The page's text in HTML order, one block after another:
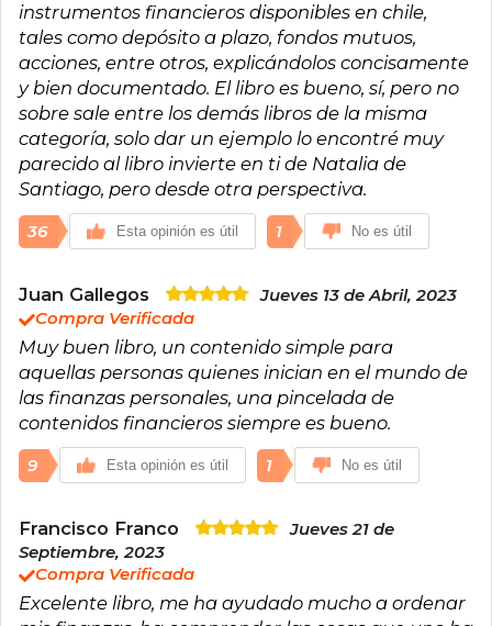
instrumentos financieros disponibles en chile,
tales como depósito a plazo, fondos mutuos,
acciones, entre otros, explicándolos concisamente
y bien documentado. El libro es bueno, sí, pero no
sobre sale entre los demás libros de la misma
categoría, solo dar un ejemplo lo encontré muy
parecido al libro invierte en ti de Natalia de
Santiago, pero desde otra perspectiva.
36 Esta opinión es útil 1 No es útil
Juan Gallegos
Jueves 13 de Abril, 2023
Compra Verificada
Muy buen libro, un contenido simple para
aquellas personas quienes inician en el mundo de
las finanzas personales, una pincelada de
contenidos financieros siempre es bueno.
9 Esta opinión es útil 1 No es útil
Francisco Franco
Jueves 21 de
Septiembre, 2023
Compra Verificada
Excelente libro, me ha ayudado mucho a ordenar